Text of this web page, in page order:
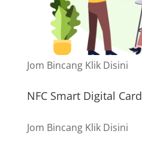
Jom Bincang Klik Disini
NFC Smart Digital Card
Jom Bincang Klik Disini